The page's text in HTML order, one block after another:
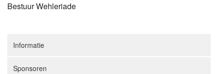
Bestuur Wehleriade
Informatie
Sponsoren